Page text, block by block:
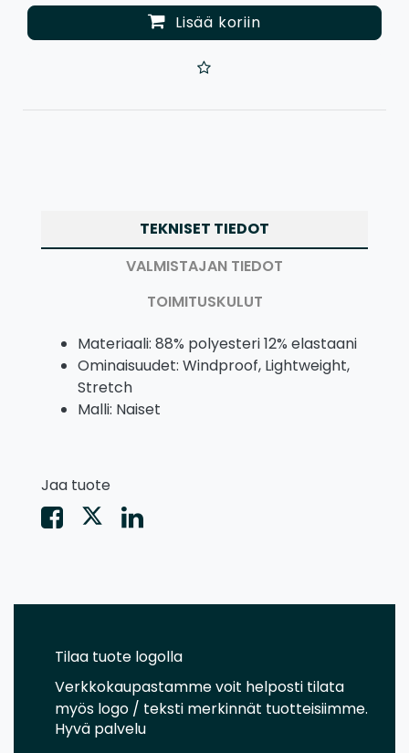
Lisää koriin
TEKNISET TIEDOT
VALMISTAJAN TIEDOT
TOIMITUSKULUT
Materiaali: 88% polyesteri 12% elastaani
Ominaisuudet: Windproof, Lightweight,
Stretch
Malli: Naiset
Jaa tuote
Tilaa tuote logolla
Verkkokaupastamme voit helposti tilata
myös logo / teksti merkinnät tuotteisiimme.
Hyvä palvelu